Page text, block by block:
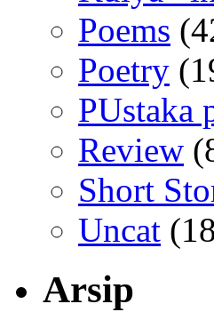
Poems
Poetry
PUstaka
Review
Short
Uncat
Arsip